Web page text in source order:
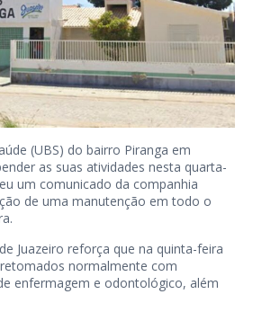
(UBS) do bairro Piranga em
as suas atividades nesta quarta-
um comunicado da companhia
de uma manutenção em todo o
Juazeiro reforça que na quinta-feira
normalmente com
enfermagem e odontológico, além